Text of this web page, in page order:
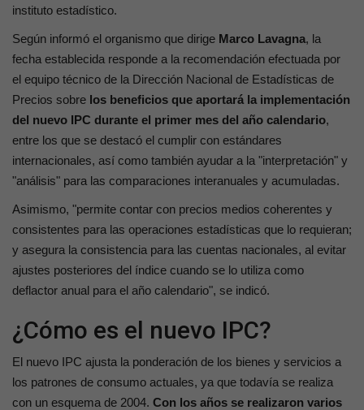
instituto estadístico.
Según informó el organismo que dirige Marco Lavagna, la
fecha establecida responde a la recomendación efectuada por
el equipo técnico de la Dirección Nacional de Estadísticas de
Precios sobre los beneficios que aportará la implementación
del nuevo IPC durante el primer mes del año calendario,
entre los que se destacó el cumplir con estándares
internacionales, así como también ayudar a la "interpretación" y
"análisis" para las comparaciones interanuales y acumuladas.
Asimismo, "permite contar con precios medios coherentes y
consistentes para las operaciones estadísticas que lo requieran;
y asegura la consistencia para las cuentas nacionales, al evitar
ajustes posteriores del índice cuando se lo utiliza como
deflactor anual para el año calendario", se indicó.
¿Cómo es el nuevo IPC?
El nuevo IPC ajusta la ponderación de los bienes y servicios a
los patrones de consumo actuales, ya que todavía se realiza
con un esquema de 2004. Con los años se realizaron varios